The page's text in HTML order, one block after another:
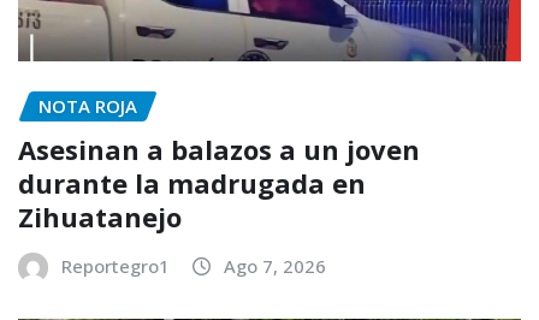
NOTA ROJA
Asesinan a balazos a un joven
durante la madrugada en
Zihuatanejo
Reportegro1 Ago 7, 2026